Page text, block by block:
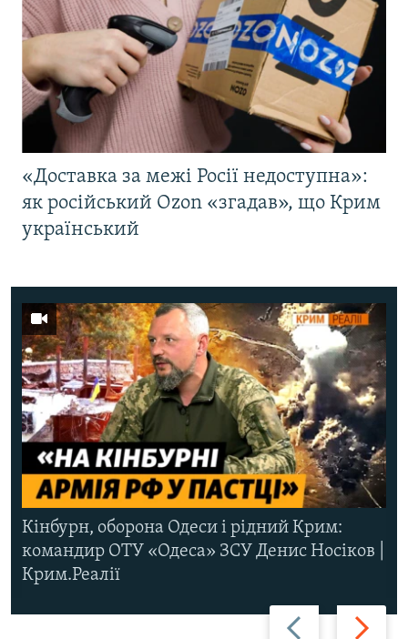
«Доставка за межі Росії недоступна»:
як російський Ozon «згадав», що Крим
український
Назад Вперед
Кінбурн, оборона Одеси і рідний Крим:
командир ОТУ «Одеса» ЗСУ Денис Носіков |
Крим.Реалії